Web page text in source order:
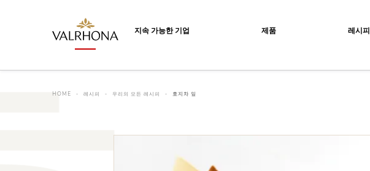
Valrhona - Imaginons le meilleur du chocolat
지속 가능한 기업 제품 레시피
HOME 레시피 우리의 모든 레시피 호지차 잎